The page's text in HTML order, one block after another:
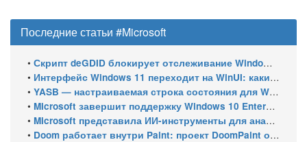
Последние статьи #Microsoft
• Скрипт deGDID блокирует отслеживание Windows по глобальному идентификатору устройства
• Интерфейс Windows 11 переходит на WinUI: какие системные элементы обновит Microsoft
• YASB — настраиваемая строка состояния для Windows с виджетами и поддержкой нескольких мониторов
• Microsoft завершит поддержку Windows 10 Enterprise LTSC 2021 в январе 2027 года. ESU продлят обновления до января 2030 года
• Microsoft представила ИИ-инструменты для анализа производительности Windows: ETW MCP и WPA MCP
• Doom работает внутри Paint: проект DoomPaint от технического директора Microsoft Azure